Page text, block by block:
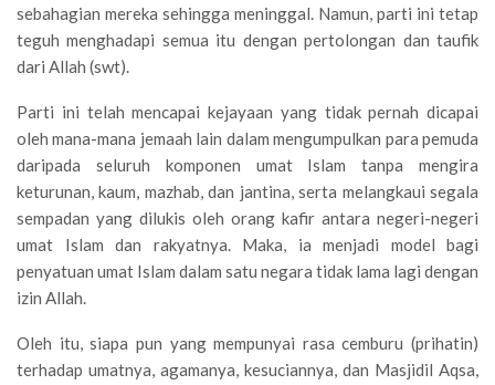
sebahagian mereka sehingga meninggal. Namun, parti ini tetap
teguh menghadapi semua itu dengan pertolongan dan taufik
dari Allah (swt).
Parti ini telah mencapai kejayaan yang tidak pernah dicapai
oleh mana-mana jemaah lain dalam mengumpulkan para pemuda
daripada seluruh komponen umat Islam tanpa mengira
keturunan, kaum, mazhab, dan jantina, serta melangkaui segala
sempadan yang dilukis oleh orang kafir antara negeri-negeri
umat Islam dan rakyatnya. Maka, ia menjadi model bagi
penyatuan umat Islam dalam satu negara tidak lama lagi dengan
izin Allah.
Oleh itu, siapa pun yang mempunyai rasa cemburu (prihatin)
terhadap umatnya, agamanya, kesuciannya, dan Masjidil Aqsa,